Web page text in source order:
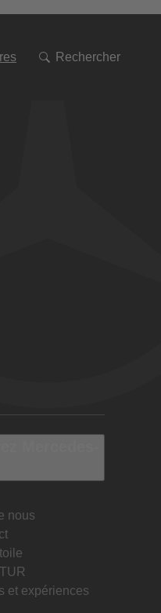
Rechercher
à
nous
et expériences